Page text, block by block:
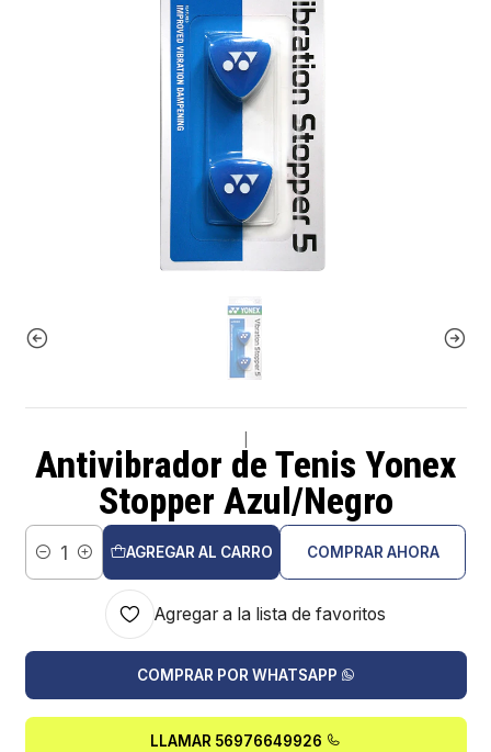
Antivibrador de Tenis Yonex
Stopper Azul/Negro
Cantidad
AGREGAR AL CARRO COMPRAR AHORA
Agregar a la lista de favoritos
COMPRAR POR WHATSAPP
LLAMAR 56976649926